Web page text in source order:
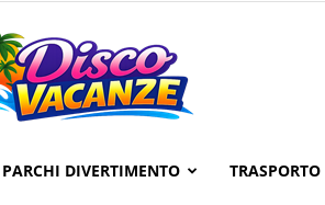
PARCHI DIVERTIMENTO TRASPORTO